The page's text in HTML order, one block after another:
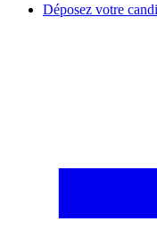
Déposez votre